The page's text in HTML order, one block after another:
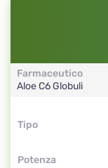
Farmaceutico
AloeC6Globuli
Tipo
Potenza